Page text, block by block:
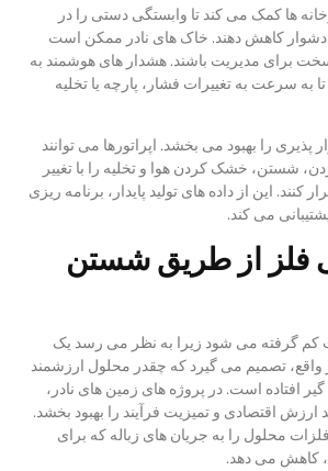
ها کمک می کند تا وابستگی دستی را در
دشوار کاهش دهند. خاک های نادر ممکن است
برای مدیریت باشند. هشدار های هوشمند به
به سرعت به تغییرات فشار، پارچه یا تخلیه
پذیری را بهبود می بخشد. اپراتورها می توانند
شستن، خشک کردن هوا و تخلیه را با تغییر
این از داده های تولید پایدار، برنامه ریزی
می کند.
فلز از طریق شستن
گرفته می شود زیرا به نظر می رسد یک
تصمیم می گیرد که چقدر محلول ارزشمند
گیر افتاده است. در پروژه های زمین های نادر،
اقتصادی و تمیزیت فرآیند را بهبود بخشد.
محلول را به جریان های زباله که برای
کاهش می دهد.